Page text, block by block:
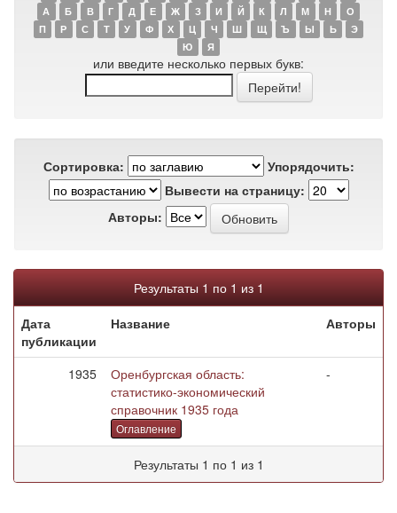
А
Б В Г Д Е Ж З И Й К Л М Н
О
П
Р С Т У Ф Х Ц Ч Ш Щ Ъ Ы Ь
Э
Ю
Я
или введите несколько первых букв:
Сортировка:
Упорядочить:
Вывести на страницу:
Авторы:
Результаты 1 по 1 из 1
Дата
публикации
Название Авторы
1935
Оренбургская область:
статистико-экономический
справочник 1935 года
Оглавление
-
Результаты 1 по 1 из 1